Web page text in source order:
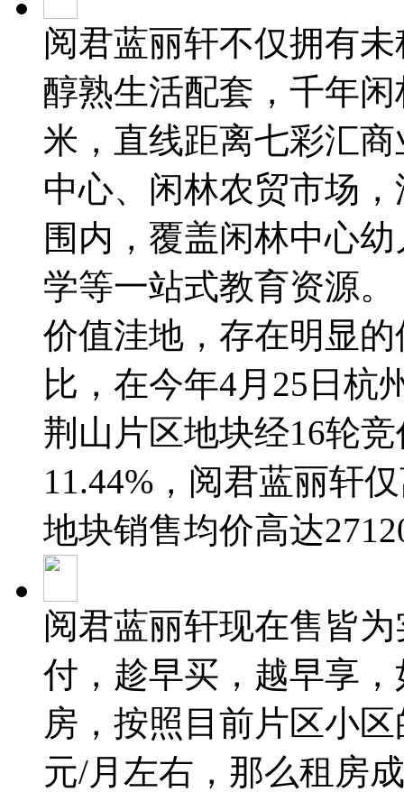
阅君蓝丽轩不仅拥有
醇熟生活配套，千年
米，直线距离七彩汇
中心、闲林农贸市场
围内，覆盖闲林中心
学等一站式教育资源
价值洼地，存在明显
比，在今年4月25日杭
荆山片区地块经16轮
11.44%，阅君蓝丽轩
地块销售均价高达
阅君蓝丽轩现在售皆
付，趁早买，越早享
房，按照目前片区小
元/月左右，那么租房